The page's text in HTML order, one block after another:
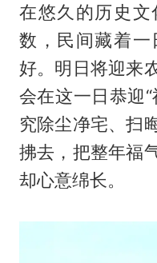
在悠久的历史
数，民间藏着
好。明日将迎来
会在这一日恭迎
究除尘净宅、扫
拂去，把整年福
却心意绵长。